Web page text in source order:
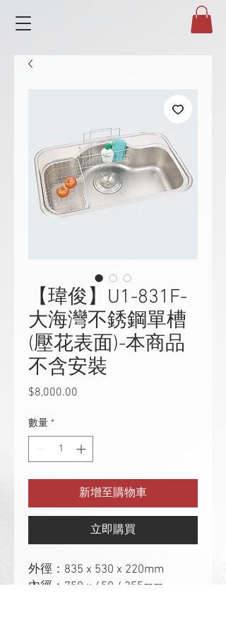
【瑋俊】U1-831F-
大海灣不銹鋼單槽
(壓花表面)-本商品
不含安裝
$8,000.00
數量 *
新增至購物車
立即購買
外徑：835 x 530 x 220mm
內徑：750 x 450 / 355mm